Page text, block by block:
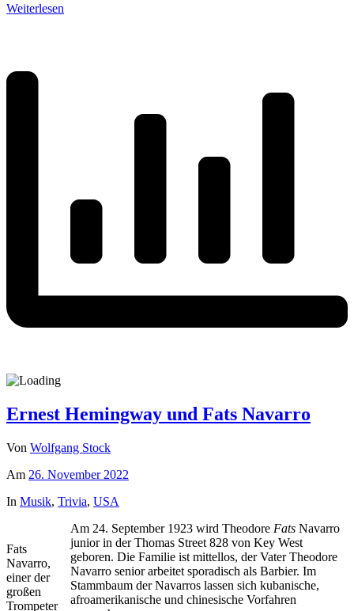
Weiterlesen
Ernest Hemingway und Fats Navarro
Von Wolfgang Stock
Am 26. November 2022
In Musik, Trivia, USA
Fats
Navarro,
einer der
großen
Trompeter
Am 24. September 1923 wird Theodore Fats Navarro
junior in der Thomas Street 828 von Key West
geboren. Die Familie ist mittellos, der Vater Theodore
Navarro senior arbeitet sporadisch als Barbier. Im
Stammbaum der Navarros lassen sich kubanische,
afroamerikanische und chinesische Vorfahren